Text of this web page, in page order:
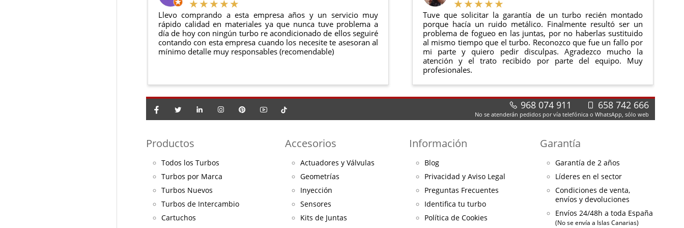
Llevo comprando a esta empresa años y un servicio muy
rápido calidad en materiales ya que nunca tuve problema a
día de hoy con ningún turbo re acondicionado de ellos seguiré
contando con esta empresa cuando los necesite te asesoran al
mínimo detalle muy responsables (recomendable)
Tuve que solicitar la garantía de un turbo recién montado
porque hacía un ruido metálico. Finalmente resultó ser un
problema de fogueo en las juntas, por no haberlas sustituido
al mismo tiempo que el turbo. Reconozco que fue un fallo por
mi parte y quiero pedir disculpas. Agradezco mucho la
atención y el trato recibido por parte del equipo. Muy
profesionales.
968 074 911 658 742 666
No se atenderán pedidos por vía telefónica o WhatsApp, sólo web
Productos
Todos los Turbos
Turbos por Marca
Turbos Nuevos
Turbos de Intercambio
Cartuchos
Accesorios
Actuadores y Válvulas
Geometrías
Inyección
Sensores
Kits de Juntas
Información
Blog
Privacidad y Aviso Legal
Preguntas Frecuentes
Identifica tu turbo
Política de Cookies
Garantía
Garantía de 2 años
Líderes en el sector
Condiciones de venta,
envíos y devoluciones
Envíos 24/48h a toda España
(No se envía a Islas Canarias)